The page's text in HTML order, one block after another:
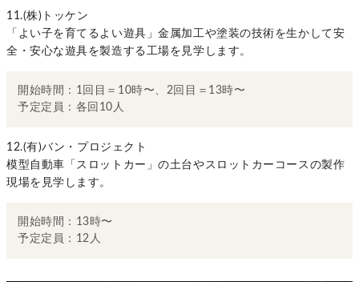
11.(株)トッケン
「よい子を育てるよい遊具」金属加工や塗装の技術を生かして安
全・安心な遊具を製造する工場を見学します。
開始時間：1回目＝10時〜、2回目＝13時〜
予定定員：各回10人
12.(有)バン・プロジェクト
模型自動車「スロットカー」の土台やスロットカーコースの製作
現場を見学します。
開始時間：13時〜
予定定員：12人